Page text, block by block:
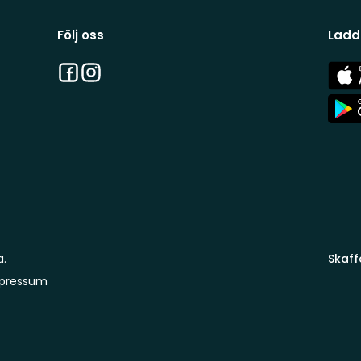
Följ oss
Facebook
Instagram
App
Store
App
Store